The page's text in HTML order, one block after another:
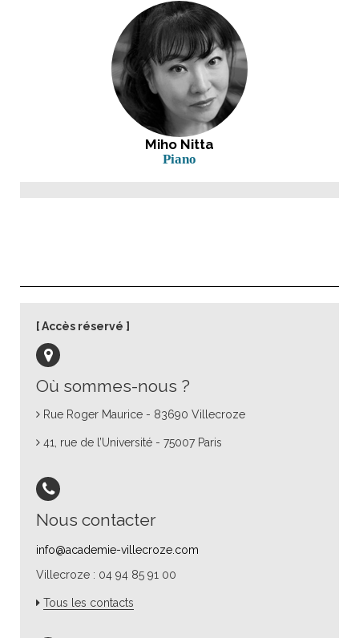
Miho Nitta
Piano
Où sommes-nous ?
Rue Roger Maurice - 83690 Villecroze
41, rue de l’Université - 75007 Paris
Nous contacter
info@academie-villecroze.com
Villecroze : 04 94 85 91 00
Tous les contacts
Accès réservé